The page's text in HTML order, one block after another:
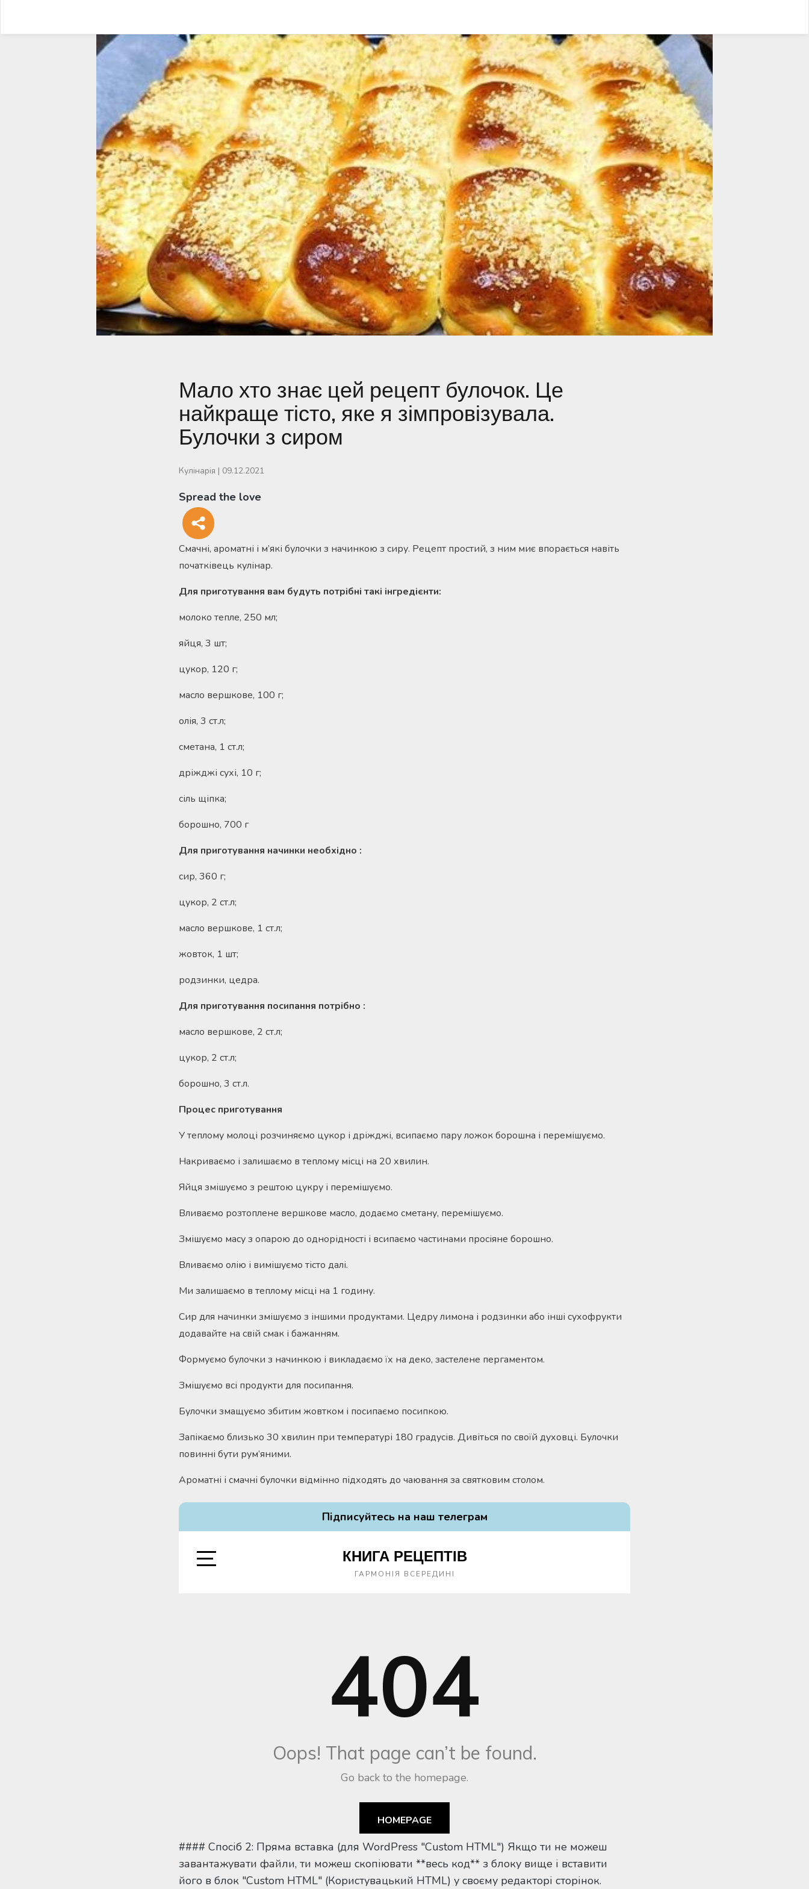
Мало хто знає цей рецепт булочок. Це
найкраще тісто, яке я зімпровізувала.
Булочки з сиром
Кулінарія | 09.12.2021
Spread the love
Смачні, ароматні і м’які булочки з начинкою з сиру. Рецепт простий, з ним миє впорається навіть
початківець кулінар.
Для приготування вам будуть потрібні такі інгредієнти:
молоко тепле, 250 мл;
яйця, 3 шт;
цукор, 120 г;
масло вершкове, 100 г;
олія, 3 ст.л;
сметана, 1 ст.л;
дріжджі сухі, 10 г;
сіль щіпка;
борошно, 700 г
Для приготування начинки необхідно :
сир, 360 г;
цукор, 2 ст.л;
масло вершкове, 1 ст.л;
жовток, 1 шт;
родзинки, цедра.
Для приготування посипання потрібно :
масло вершкове, 2 ст.л;
цукор, 2 ст.л;
борошно, 3 ст.л.
Процес приготування
У теплому молоці розчиняємо цукор і дріжджі, всипаємо пару ложок борошна і перемішуємо.
Накриваємо і залишаємо в теплому місці на 20 хвилин.
Яйця змішуємо з рештою цукру і перемішуємо.
Вливаємо розтоплене вершкове масло, додаємо сметану, перемішуємо.
Змішуємо масу з опарою до однорідності і всипаємо частинами просіяне борошно.
Вливаємо олію і вимішуємо тісто далі.
Ми залишаємо в теплому місці на 1 годину.
Сир для начинки змішуємо з іншими продуктами. Цедру лимона і родзинки або інші сухофрукти
додавайте на свій смак і бажанням.
Формуємо булочки з начинкою і викладаємо їх на деко, застелене пергаментом.
Змішуємо всі продукти для посипання.
Булочки змащуємо збитим жовтком і посипаємо посипкою.
Запікаємо близько 30 хвилин при температурі 180 градусів. Дивіться по своїй духовці. Булочки
повинні бути рум’яними.
Ароматні і смачні булочки відмінно підходять до чаювання за святковим столом.
#### Спосіб 2: Пряма вставка (для WordPress "Custom HTML") Якщо ти не можеш
завантажувати файли, ти можеш скопіювати **весь код** з блоку вище і вставити
його в блок "Custom HTML" (Користувацький HTML) у своєму редакторі сторінок.